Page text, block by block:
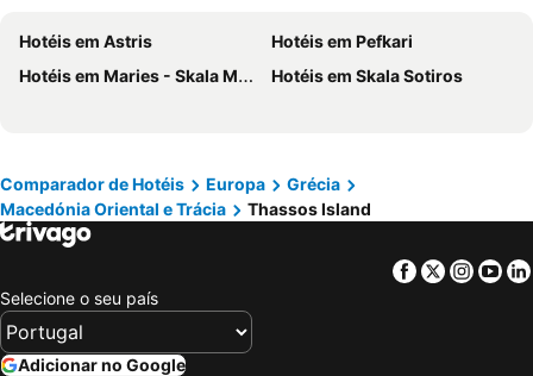
Hotéis em Costa do Sol
Hotéis em Sardenha
Hotéis em Tenerife
Hotéis em Astris
Hotéis em Pefkari
Hotéis em Maries - Skala Marion
Hotéis em Skala Sotiros
Comparador de Hotéis Europa
Grécia
Macedónia Oriental e Trácia
Thassos Island
Facebook
Twitter
Selecione o seu país
Adicionar no Google